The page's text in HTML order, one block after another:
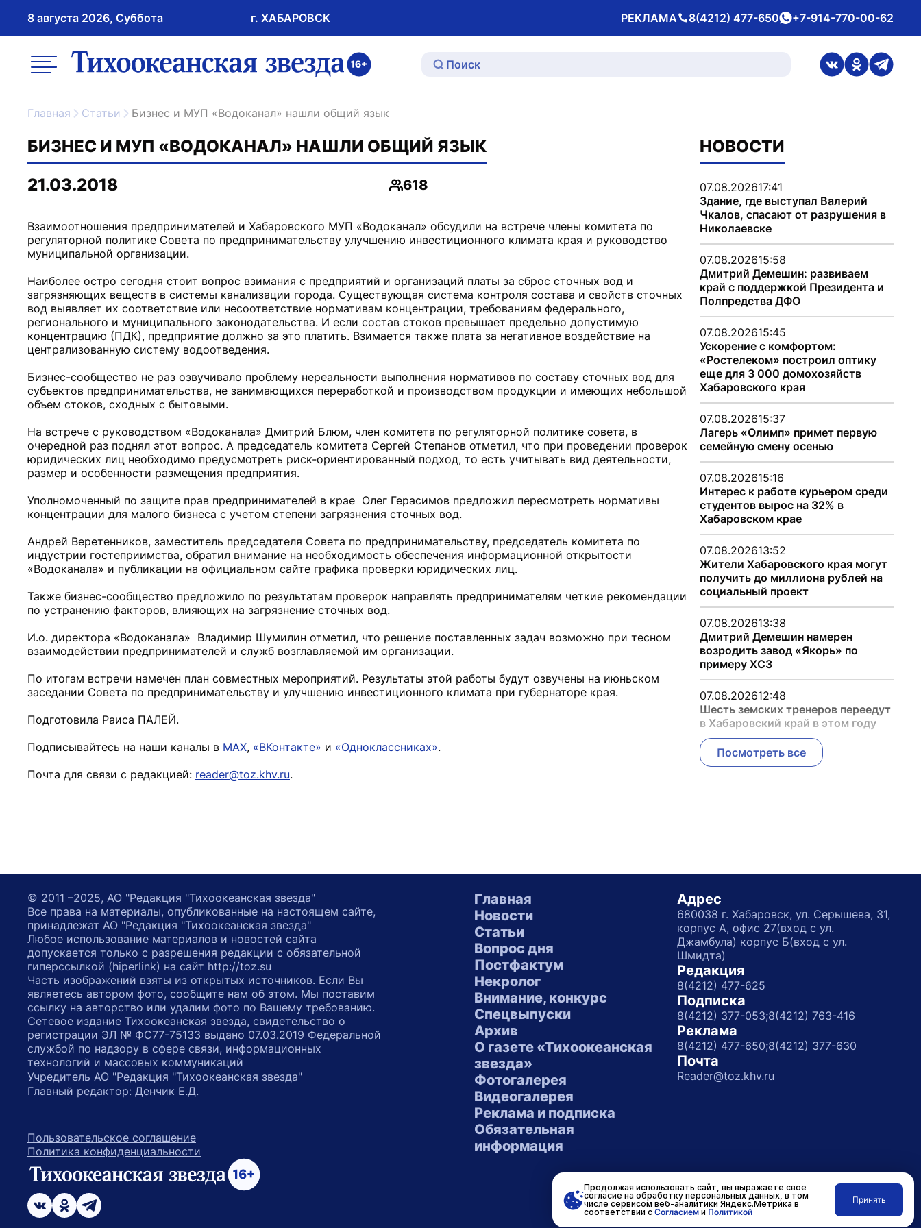
8 августа 2026, Суббота г. ХАБАРОВСК РЕКЛАМА
Телефон 8(4212) 477-650whatsApp
+7-914-770-00-62
меню ссылка на главную
ссылка на
ссылка на
Главная Статьи Бизнес и МУП «Водоканал» нашли общий язык
БИЗНЕС И МУП «ВОДОКАНАЛ» НАШЛИ ОБЩИЙ ЯЗЫК
21.03.2018
Просмотры
618
Взаимоотношения предпринимателей и Хабаровского МУП «Водоканал» обсудили на встрече члены комитета по
регуляторной политике Совета по предпринимательству улучшению инвестиционного климата края и руководство
муниципальной организации.
Наиболее остро сегодня стоит вопрос взимания с предприятий и организаций платы за сброс сточных вод и
загрязняющих веществ в системы канализации города. Существующая система контроля состава и свойств сточных
вод выявляет их соответствие или несоответствие нормативам концентрации, требованиям федерального,
регионального и муниципального законодательства. И если состав стоков превышает предельно допустимую
концентрацию (ПДК), предприятие должно за это платить. Взимается также плата за негативное воздействие на
централизованную систему водоотведения.
Бизнес-сообщество не раз озвучивало проблему нереальности выполнения нормативов по составу сточных вод для
субъектов предпринимательства, не занимающихся переработкой и производством продукции и имеющих небольшой
объем стоков, сходных с бытовыми.
На встрече с руководством «Водоканала» Дмитрий Блюм, член комитета по регуляторной политике совета, в
очередной раз поднял этот вопрос. А председатель комитета Сергей Степанов отметил, что при проведении проверок
юридических лиц необходимо предусмотреть риск-ориентированный подход, то есть учитывать вид деятельности,
размер и особенности размещения предприятия.
Уполномоченный по защите прав предпринимателей в крае Олег Герасимов предложил пересмотреть нормативы
концентрации для малого бизнеса с учетом степени загрязнения сточных вод.
Андрей Веретенников, заместитель председателя Совета по предпринимательству, председатель комитета по
индустрии гостеприимства, обратил внимание на необходимость обеспечения информационной открытости
«Водоканала» и публикации на официальном сайте графика проверки юридических лиц.
Также бизнес-сообщество предложило по результатам проверок направлять предпринимателям четкие рекомендации
по устранению факторов, влияющих на загрязнение сточных вод.
И.о. директора «Водоканала» Владимир Шумилин отметил, что решение поставленных задач возможно при тесном
взаимодействии предпринимателей и служб возглавляемой им организации.
По итогам встречи намечен план совместных мероприятий. Результаты этой работы будут озвучены на июньском
заседании Совета по предпринимательству и улучшению инвестиционного климата при губернаторе края.
Подготовила Раиса ПАЛЕЙ.
Подписывайтесь на наши каналы в MAX, «ВКонтакте» и «Одноклассниках».
Почта для связи с редакцией: reader@toz.khv.ru.
НОВОСТИ
07.08.202617:41
Здание, где выступал Валерий
Чкалов, спасают от разрушения в
Николаевске
07.08.202615:58
Дмитрий Демешин: развиваем
край с поддержкой Президента и
Полпредства ДФО
07.08.202615:45
Ускорение с комфортом:
«Ростелеком» построил оптику
еще для 3 000 домохозяйств
Хабаровского края
07.08.202615:37
Лагерь «Олимп» примет первую
семейную смену осенью
07.08.202615:16
Интерес к работе курьером среди
студентов вырос на 32% в
Хабаровском крае
07.08.202613:52
Жители Хабаровского края могут
получить до миллиона рублей на
социальный проект
07.08.202613:38
Дмитрий Демешин намерен
возродить завод «Якорь» по
примеру ХСЗ
07.08.202612:48
Шесть земских тренеров переедут
в Хабаровский край в этом году
Посмотреть все
Главная
Новости
Статьи
Вопрос дня
Постфактум
Некролог
Внимание, конкурс
Спецвыпуски
Архив
О газете «Тихоокеанская
звезда»
Фотогалерея
Видеогалерея
Реклама и подписка
Обязательная
информация
Адрес
680038 г. Хабаровск, ул. Серышева, 31,
корпус А, офис 27(вход с ул.
Джамбула) корпус Б(вход с ул.
Шмидта)
Редакция
8(4212) 477-625
Подписка
8(4212) 377-053;8(4212) 763-416
Реклама
8(4212) 477-650;8(4212) 377-630
Почта
Reader@toz.khv.ru
© 2011 –2025, АО "Редакция "Тихоокеанская звезда"
Все права на материалы, опубликованные на настоящем сайте,
принадлежат АО "Редакция "Тихоокеанская звезда"
Любое использование материалов и новостей сайта
допускается только с разрешения редакции с обязательной
гиперссылкой (hiperlink) на сайт http://toz.su
Часть изображений взяты из открытых источников. Если Вы
являетесь автором фото, сообщите нам об этом. Мы поставим
ссылку на авторство или удалим фото по Вашему требованию.
Сетевое издание Тихоокеанская звезда, свидетельство о
регистрации ЭЛ № ФС77-75133 выдано 07.03.2019 Федеральной
службой по надзору в сфере связи, информационных
технологий и массовых коммуникаций
Учредитель АО "Редакция "Тихоокеанская звезда"
Главный редактор: Денчик Е.Д.
Пользовательское соглашение
Политика конфиденциальности
ссылка на главную
возрастное ограничение 16+
ссылка на страницу в Вконтакте
ссылка на страницу в Одноклассниках
ссылка на канал в Телеграмм Разработано вRASA
Продолжая использовать сайт, вы выражаете свое
согласие на обработку персональных данных, в том
числе сервисом веб-аналитики Яндекс.Метрика в
соответствии с Согласиеми Политикой
Принять